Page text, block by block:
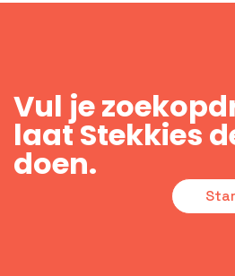
Vul je
laat Stekkies
doen.